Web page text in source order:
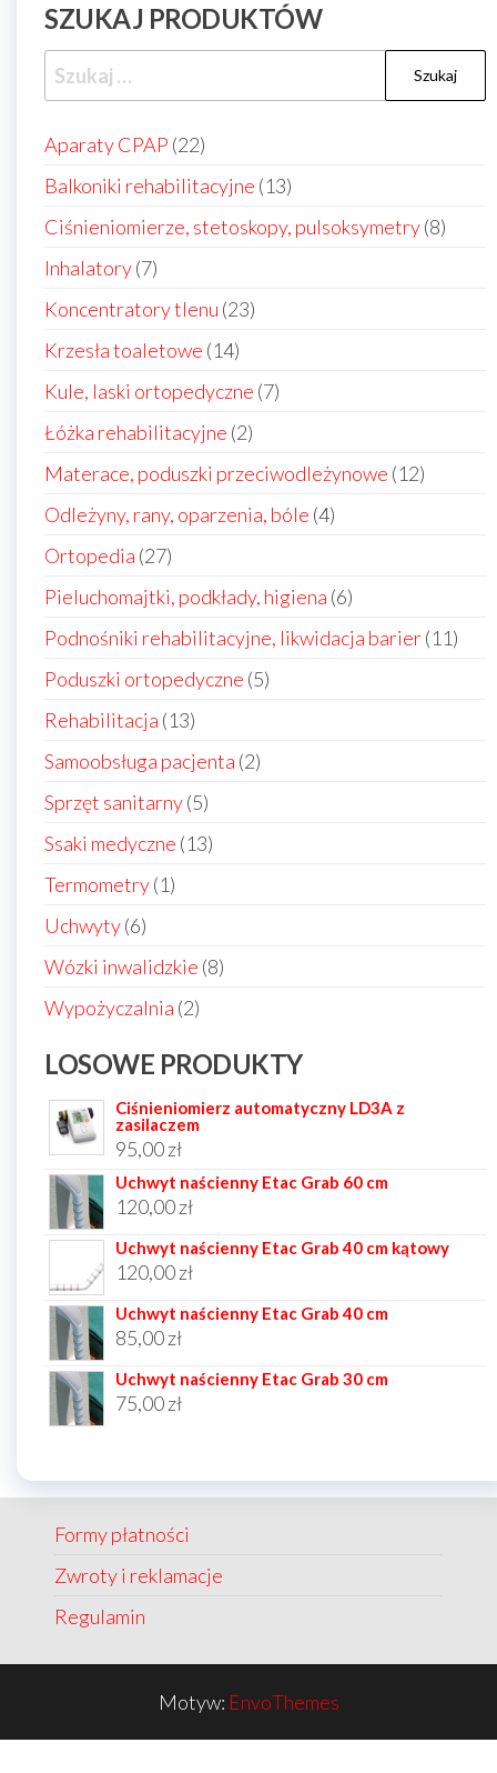
SZUKAJ PRODUKTÓW
Szukaj:
Aparaty CPAP 2222
produkty
Balkoniki rehabilitacyjne 1313
produktów
Ciśnieniomierze, stetoskopy, pulsoksymetry 88
Inhalatory 77
produktów
Koncentratory tlenu 2323
Krzesła toaletowe 1414
produktów
Kule, laski ortopedyczne 77
Łóżka rehabilitacyjne 22
produkty
Materace, poduszki przeciwodleżynowe 1212
Odleżyny, rany, oparzenia, bóle 44
Ortopedia 2727
produktów
Pieluchomajtki, podkłady, higiena 66
produktów
Podnośniki rehabilitacyjne, likwidacja barier 1111
Poduszki ortopedyczne 55
Rehabilitacja 1313
produktów
Samoobsługa pacjenta 22
Sprzęt sanitarny 55
produktów
Ssaki medyczne 1313
Termometry 11
Uchwyty 66
produktów
Wózki inwalidzkie 88
Wypożyczalnia 22
LOSOWE PRODUKTY
Ciśnieniomierz automatyczny LD3A z
zasilaczem
95,00zł
Uchwyt naścienny Etac Grab 60 cm
120,00zł
Uchwyt naścienny Etac Grab 40 cm kątowy
120,00zł
Uchwyt naścienny Etac Grab 40 cm
85,00zł
Uchwyt naścienny Etac Grab 30 cm
75,00zł
Formy płatności
Zwroty i reklamacje
Regulamin
Motyw: EnvoThemes